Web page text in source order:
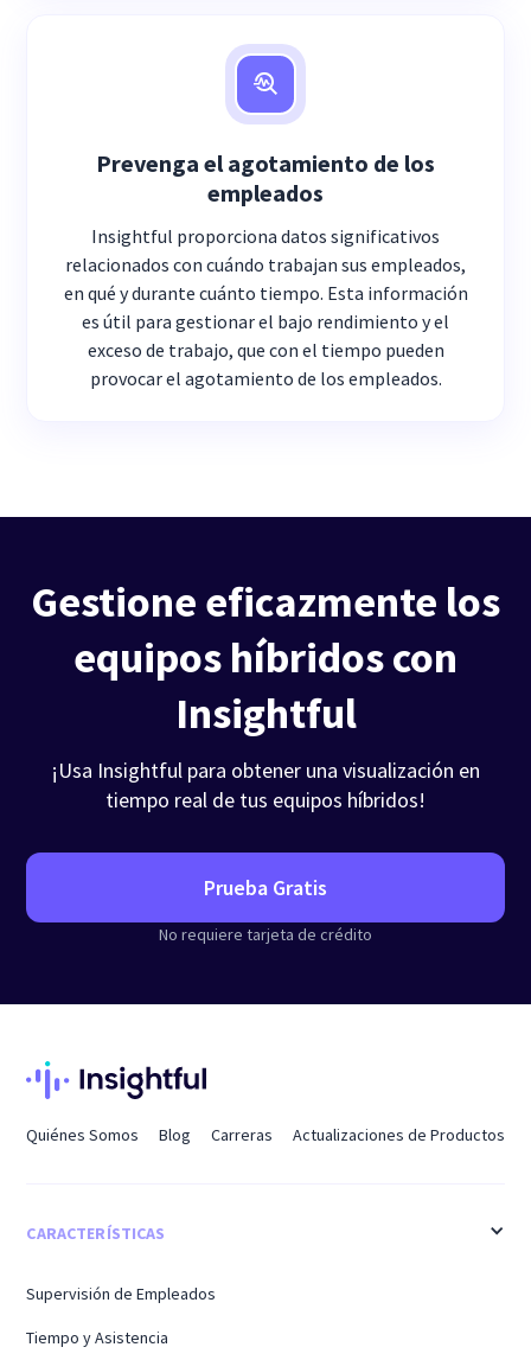
Prevenga el agotamiento de los
empleados
Insightful proporciona datos significativos
relacionados con cuándo trabajan sus empleados,
en qué y durante cuánto tiempo. Esta información
es útil para gestionar el bajo rendimiento y el
exceso de trabajo, que con el tiempo pueden
provocar el agotamiento de los empleados.
Gestione eficazmente los
equipos híbridos con
Insightful
¡Usa Insightful para obtener una visualización en
tiempo real de tus equipos híbridos!
Prueba Gratis
No requiere tarjeta de crédito
Quiénes Somos Blog Carreras Actualizaciones de Productos
CARACTERÍSTICAS
Supervisión de Empleados
Tiempo y Asistencia